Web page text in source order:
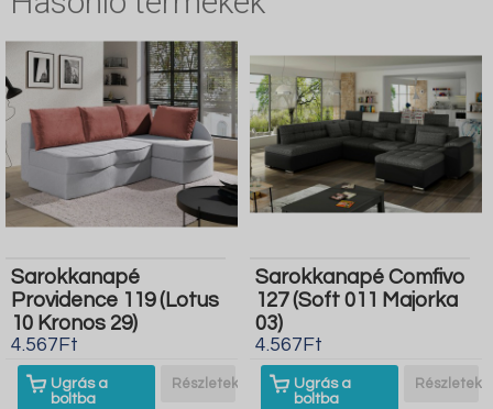
Sarokkanapé
Providence 119 (Lotus
10 Kronos 29)
4.567Ft
Ugrás a
boltba
Részletek
Sarokkanapé Comfivo
127 (Soft 011 Majorka
03)
4.567Ft
Ugrás a
boltba
Részletek